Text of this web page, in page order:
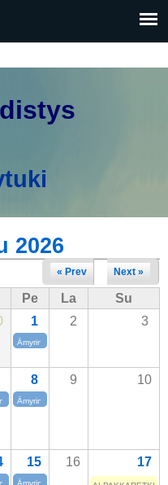
2026
« Prev Next »
Pe La
Su
1 2 3
Ämyrin tanssit
8 9 10
tanssit
Ämyrin tanssit
15 16 17
tanssit
Ämyrin tanssit